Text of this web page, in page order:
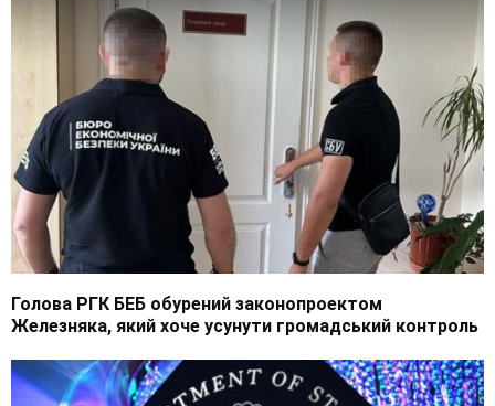
Голова РГК БЕБ обурений законопроектом
Железняка, який хоче усунути громадський контроль